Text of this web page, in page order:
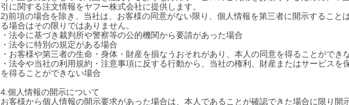
引に関する注文情報をヤフー株式会社に提供します。
2)前項の場合を除き、当社は、お客様の同意がない限り、個人情報を第三者に開示すること
る場合はその限りではありません。
・法令に基づき裁判所や警察等の公的機関から要請があった場合
・法令に特別の規定がある場合
・お客様や第三者の生命・身体・財産を損なうおそれがあり、本人の同意を得ることができ
・法令や当社の利用規約・注意事項に反する行動から、当社の権利、財産またはサービス
を得ることができない場合
4.個人情報の開示について
お客様から個人情報の開示要求があった場合は、本人であることが確認できた場合に限り開